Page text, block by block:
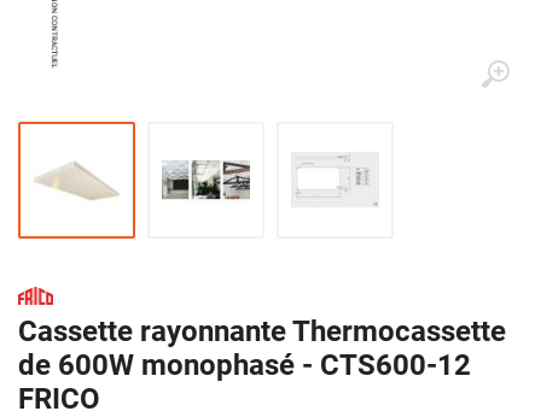
Cassette rayonnante Thermocassette
de 600W monophasé - CTS600-12
FRICO